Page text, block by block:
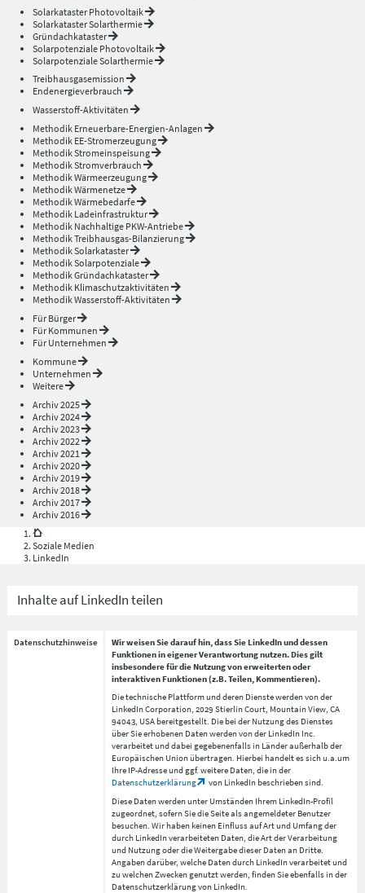
Solarkataster Photovoltaik
Solarkataster Solarthermie
Gründachkataster
Solarpotenziale Photovoltaik
Solarpotenziale Solarthermie
Treibhausgasemission
Endenergieverbrauch
Wasserstoff-Aktivitäten
Methodik Erneuerbare-Energien-Anlagen
Methodik EE-Stromerzeugung
Methodik Stromeinspeisung
Methodik Stromverbrauch
Methodik Wärmeerzeugung
Methodik Wärmenetze
Methodik Wärmebedarfe
Methodik Ladeinfrastruktur
Methodik Nachhaltige PKW-Antriebe
Methodik Treibhausgas-Bilanzierung
Methodik Solarkataster
Methodik Solarpotenziale
Methodik Gründachkataster
Methodik Klimaschutzaktivitäten
Methodik Wasserstoff-Aktivitäten
Für Bürger
Für Kommunen
Für Unternehmen
Kommune
Unternehmen
Weitere
Archiv 2025
Archiv 2024
Archiv 2023
Archiv 2022
Archiv 2021
Archiv 2020
Archiv 2019
Archiv 2018
Archiv 2017
Archiv 2016
Soziale Medien
LinkedIn
Inhalte auf LinkedIn teilen
Datenschutzhinweise
Wir weisen Sie darauf hin, dass Sie LinkedIn und dessen
Funktionen in eigener Verantwortung nutzen. Dies gilt
insbesondere für die Nutzung von erweiterten oder
interaktiven Funktionen (z.B. Teilen, Kommentieren).
Die technische Plattform und deren Dienste werden von der
LinkedIn Corporation, 2029 Stierlin Court, Mountain View, CA
94043, USA bereitgestellt. Die bei der Nutzung des Dienstes
über Sie erhobenen Daten werden von der LinkedIn Inc.
verarbeitet und dabei gegebenenfalls in Länder außerhalb der
Europäischen Union übertragen. Hierbei handelt es sich u.a.um
Ihre IP-Adresse und ggf. weitere Daten, die in der
Datenschutzerklärung
von LinkedIn beschrieben sind.
Diese Daten werden unter Umständen Ihrem LinkedIn-Profil
zugeordnet, sofern Sie die Seite als angemeldeter Benutzer
besuchen. Wir haben keinen Einfluss auf Art und Umfang der
durch LinkedIn verarbeiteten Daten, die Art der Verarbeitung
und Nutzung oder die Weitergabe dieser Daten an Dritte.
Angaben darüber, welche Daten durch LinkedIn verarbeitet und
zu welchen Zwecken genutzt werden, finden Sie ebenfalls in der
Datenschutzerklärung von LinkedIn.